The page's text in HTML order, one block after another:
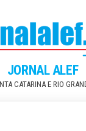
JORNAL ALEF
CATARINA E RIO